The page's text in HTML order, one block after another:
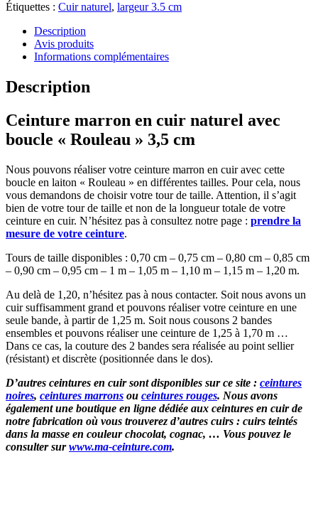
Étiquettes : Cuir naturel, largeur 3.5 cm
Description
Avis produits
Informations complémentaires
Description
Ceinture marron en cuir naturel avec
boucle « Rouleau » 3,5 cm
Nous pouvons réaliser votre ceinture marron en cuir avec cette
boucle en laiton « Rouleau » en différentes tailles. Pour cela, nous
vous demandons de choisir votre tour de taille. Attention, il s’agit
bien de votre tour de taille et non de la longueur totale de votre
ceinture en cuir. N’hésitez pas à consultez notre page : prendre la
mesure de votre ceinture.
Tours de taille disponibles : 0,70 cm – 0,75 cm – 0,80 cm – 0,85 cm
– 0,90 cm – 0,95 cm – 1 m – 1,05 m – 1,10 m – 1,15 m – 1,20 m.
Au delà de 1,20, n’hésitez pas à nous contacter. Soit nous avons un
cuir suffisamment grand et pouvons réaliser votre ceinture en une
seule bande, à partir de 1,25 m. Soit nous cousons 2 bandes
ensembles et pouvons réaliser une ceinture de 1,25 à 1,70 m …
Dans ce cas, la couture des 2 bandes sera réalisée au point sellier
(résistant) et discrète (positionnée dans le dos).
D’autres ceintures en cuir sont disponibles sur ce site : ceintures
noires, ceintures marrons ou ceintures rouges. Nous avons
également une boutique en ligne dédiée aux ceintures en cuir de
notre fabrication où vous trouverez d’autres cuirs : cuirs teintés
dans la masse en couleur chocolat, cognac, … Vous pouvez le
consulter surwww.ma-ceinture.com.